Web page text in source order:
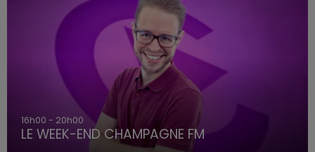
7h00 - 12h00
LE WEEK-END CHAMPAGNE FM